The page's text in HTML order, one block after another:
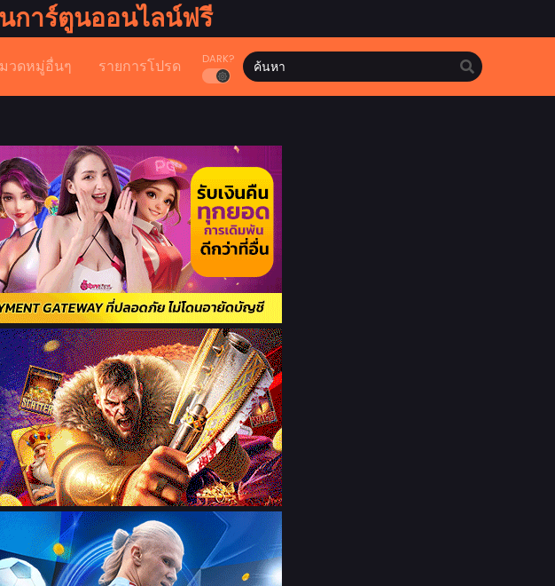
การ์ตูนออนไลน์ฟรี
วดหมู่อื่นๆ รายการโปรด DARK?